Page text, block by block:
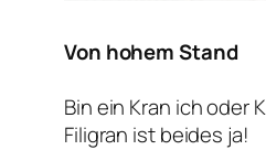
Von hohem Stand
Bin ein Kran ich oder
Filigran ist beides ja!